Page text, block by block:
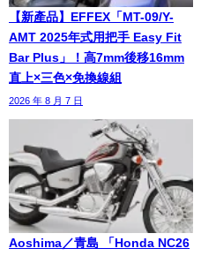
【新產品】EFFEX「MT-09/Y-
AMT 2025年式用把手 Easy Fit
Bar Plus」！高7mm後移16mm
直上×三色×免換線組
2026 年 8 月 7 日
Aoshima／青島 「Honda NC26